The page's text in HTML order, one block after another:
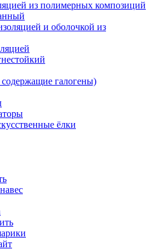
из полимерных композиций
и оболочкой из
галогены)
ёлки